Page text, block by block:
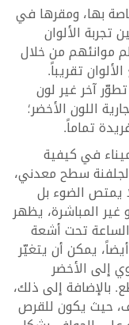
بها، ومقرها في
تجربة الألوان
موانئهم من خلال
تقريباً.
آخر غير لون
اللون الأخضر؛
تماماً.
في كيفية
سطح معدني،
يمتص الضوء بل
المباشرة، يظهر
الساعة تحت أشعة
يمكن أن يتغيّر
إلى الأخضر
بالإضافة إلى ذلك،
حيث يكون للقرص